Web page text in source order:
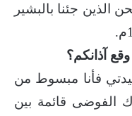
جئنا بالبشير
آذانكم؟
فأنا مبسوط من
الفوضى قائمة بين